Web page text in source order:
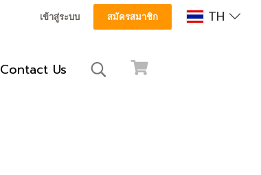
เข้าสู่ระบบ สมัครสมาชิก TH
Contact Us